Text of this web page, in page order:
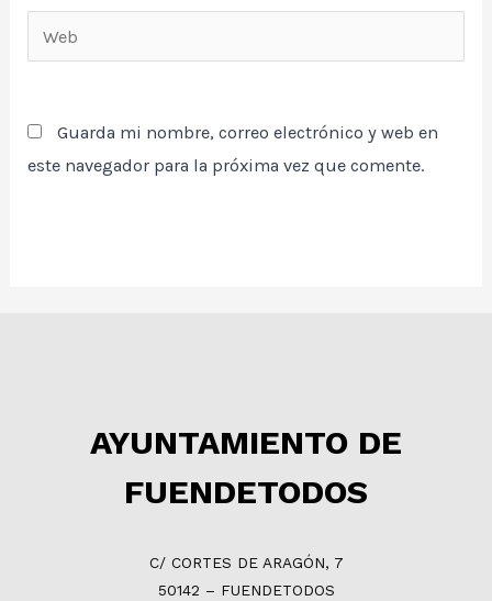
Guarda mi nombre, correo electrónico y web en
este navegador para la próxima vez que comente.
AYUNTAMIENTO DE
FUENDETODOS
C/ CORTES DE ARAGÓN, 7
50142 – FUENDETODOS